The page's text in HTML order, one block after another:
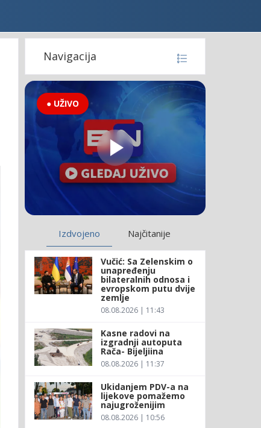
Navigacija
● UŽIVO
Izdvojeno Najčitanije
Vučić: Sa Zelenskim o
unapređenju
bilateralnih odnosa i
evropskom putu dvije
zemlje
08.08.2026 | 11:43
Kasne radovi na
izgradnji autoputa
Rača- Bijeljiina
08.08.2026 | 11:37
Ukidanjem PDV-a na
lijekove pomažemo
najugroženijim
08.08.2026 | 10:56